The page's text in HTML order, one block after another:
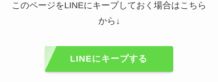
このページをLINEにキープしておく場合はこちら
から↓
LINEにキープする